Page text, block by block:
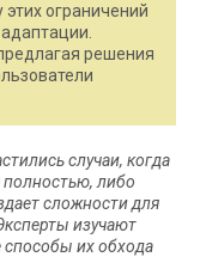
ограничений
решения
случаи, когда
полностью, либо
сложности для
изучают
их обхода